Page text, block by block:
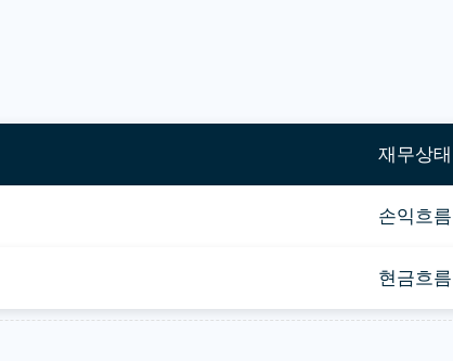
재무상태
손익흐름
현금흐름